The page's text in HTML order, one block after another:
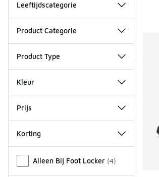
Leeftijdscategorie
Product Categorie
Product Type
Kleur
Prijs
Korting
Alleen Bij Foot Locker (4)